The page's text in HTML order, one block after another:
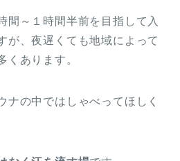
間～１時間半前を目指して入
が、夜遅くても地域によって
くあります。
ナの中ではしゃべってほしく